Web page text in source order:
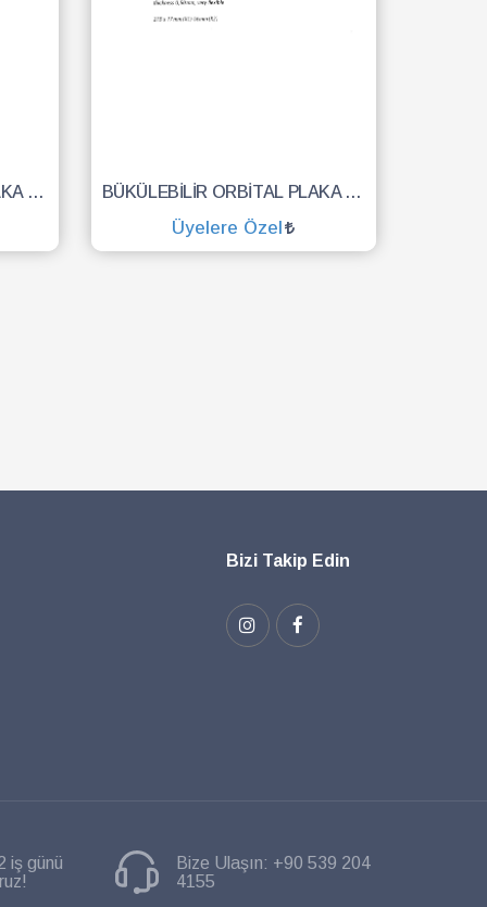
BÜKÜLEBİLİR ORBİTAL PLAKA 215X13 KALINLIK 0.50 MM BÜKÜLEBİLİR ORBİTAL PLAKA 215X17 KALINLIK 0.50 MM
Üyelere Özel
Bizi Takip Edin
iş günü
Bize Ulaşın: +90 539 204
4155